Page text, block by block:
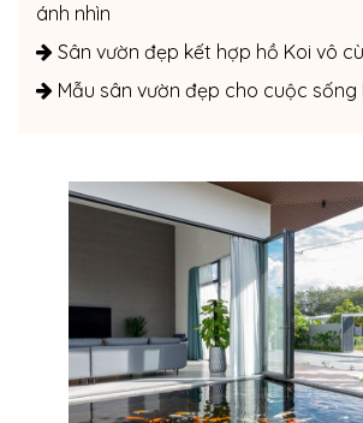
ánh nhìn
Sân vườn đẹp kết hợp hồ Koi vô
Mẫu sân vườn đẹp cho cuộc sống